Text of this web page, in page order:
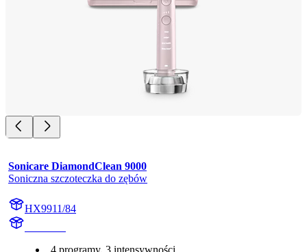
Sonicare DiamondClean 9000
Soniczna szczoteczka do zębów
HX9911/84